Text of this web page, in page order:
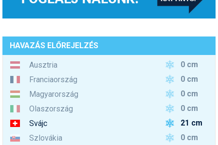
HAVAZÁS ELŐREJELZÉS
Ausztria
0 cm
Franciaország
0 cm
Magyarország
0 cm
Olaszország
0 cm
Svájc
21 cm
Szlovákia
0 cm